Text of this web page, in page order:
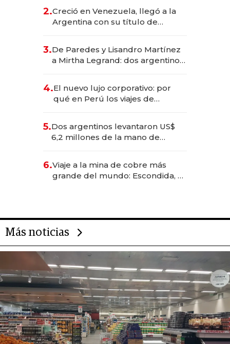
2.Creció en Venezuela, llegó a la
Argentina con su título de
las marcas "fast premium"
3.De Paredes y Lisandro Martínez
a Mirtha Legrand: dos argentinos
4.El nuevo lujo corporativo: por
qué en Perú los viajes de
para convertirse en experiencias
transformadoras
5.Dos argentinos levantaron US$
6,2 millones de la mano de
6.Viaje a la mina de cobre más
grande del mundo: Escondida, el
Más noticias